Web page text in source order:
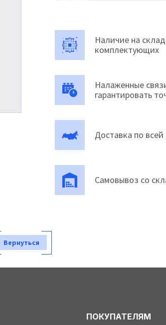
Наличие на
комплектующих
Налаженные
гарантировать
Доставка по
Самовывоз со
Вернуться
ПОКУПАТЕЛЯМ